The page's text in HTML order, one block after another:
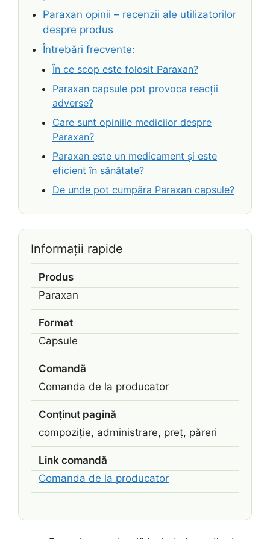
Paraxan opinii – recenzii ale utilizatorilor
despre produs
Întrebări frecvente:
În ce scop este folosit Paraxan?
Paraxan capsule pot provoca reacții
adverse?
Care sunt opiniile medicilor despre
Paraxan?
Paraxan este un medicament și este
eficient în sănătate?
De unde pot cumpăra Paraxan capsule?
Informații rapide
Produs
Paraxan
Format
Capsule
Comandă
Comanda de la producator
Conținut pagină
compoziție, administrare, preț, păreri
Link comandă
Comanda de la producator